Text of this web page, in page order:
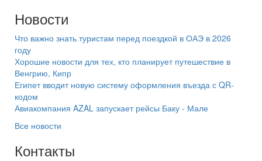
Новости
Что важно знать туристам перед поездкой в ОАЭ в 2026
году
Хорошие новости для тех, кто планирует путешествие в
Венгрию, Кипр
Египет вводит новую систему оформления въезда с QR-
кодом
Авиакомпания AZAL запускает рейсы Баку - Мале
Все новости
Контакты